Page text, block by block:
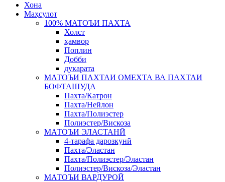
Хона
Маҳсулот
100% МАТОЪИ ПАХТА
Холст
ҳамвор
Поплин
Добби
дукарата
МАТОЪИ ПАХТАИ ОМЕХТА ВА ПАХТАИ
БОФТАШУДА
Пахта/Катрон
Пахта/Нейлон
Пахта/Полиэстер
Полиэстер/Вискоза
МАТОЪИ ЭЛАСТАНӢ
4-тарафа дарозкунӣ
Пахта/Эластан
Пахта/Полиэстер/Эластан
Полиэстер/Вискоза/Эластан
МАТОЪИ ВАРДУРОЙ